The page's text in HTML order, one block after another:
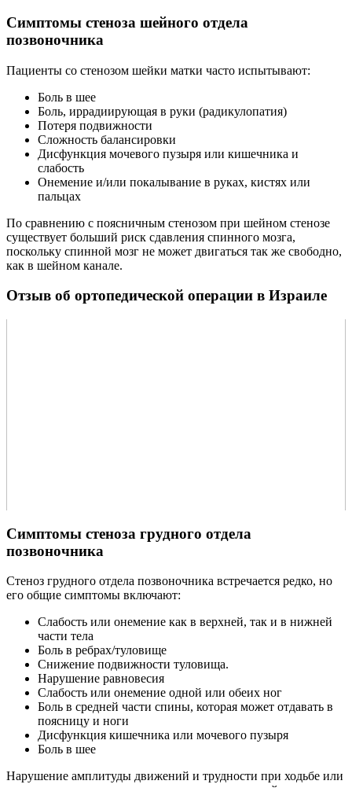
Симптомы стеноза шейного отдела
позвоночника
Пациенты со стенозом шейки матки часто испытывают:
Боль в шее
Боль, иррадиирующая в руки (радикулопатия)
Потеря подвижности
Сложность балансировки
Дисфункция мочевого пузыря или кишечника и
слабость
Онемение и/или покалывание в руках, кистях или
пальцах
По сравнению с поясничным стенозом при шейном стенозе
существует больший риск сдавления спинного мозга,
поскольку спинной мозг не может двигаться так же свободно,
как в шейном канале.
Отзыв об ортопедической операции в Израиле
Симптомы стеноза грудного отдела
позвоночника
Стеноз грудного отдела позвоночника встречается редко, но
его общие симптомы включают:
Слабость или онемение как в верхней, так и в нижней
части тела
Боль в ребрах/туловище
Снижение подвижности туловища.
Нарушение равновесия
Слабость или онемение одной или обеих ног
Боль в средней части спины, которая может отдавать в
поясницу и ноги
Дисфункция кишечника или мочевого пузыря
Боль в шее
Нарушение амплитуды движений и трудности при ходьбе или